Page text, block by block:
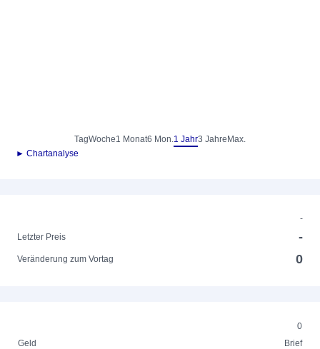
TagWoche1 Monat6 Mon.1 Jahr3 Jahre Max.
► Chartanalyse
-
Letzter Preis
-
Veränderung zum Vortag 0
0
Geld
Brief